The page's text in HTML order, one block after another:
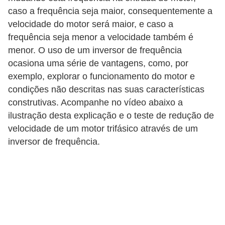
caso a frequência seja maior, consequentemente a
velocidade do motor será maior, e caso a
frequência seja menor a velocidade também é
menor. O uso de um inversor de frequência
ocasiona uma série de vantagens, como, por
exemplo, explorar o funcionamento do motor e
condições não descritas nas suas características
construtivas. Acompanhe no vídeo abaixo a
ilustração desta explicação e o teste de redução de
velocidade de um motor trifásico através de um
inversor de frequência.
o
c
ê
m
e
s
m
o
–
E